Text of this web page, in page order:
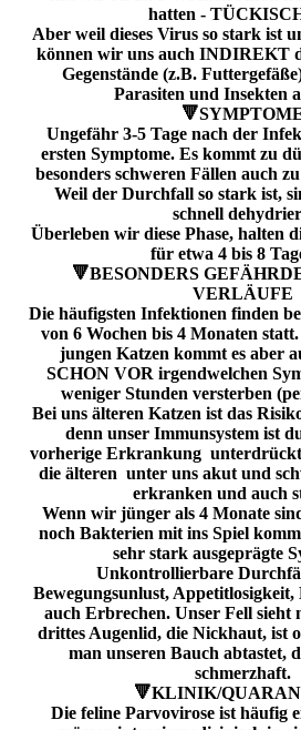
hatten -
Aber weil dieses Virus so stark ist
können wir uns auch INDIREKT
Gegenstände (z.B.
Parasiten und Insekten
Ungefähr 3-5 Tage nach der
ersten Symptome. Es kommt zu
besonders schweren Fällen auch
Weil der Durchfall so stark ist,
schnell
Überleben wir diese Phase, halten
für etwa 4 bis 8
🔻BESONDERS
VERLÄUFE
Die häufigsten Infektionen finden
von 6 Wochen bis 4 Monaten
jungen Katzen kommt es aber
SCHON VOR irgendwelchen
weniger Stunden versterben
Bei uns älteren Katzen ist das
denn unser Immunsystem ist
vorherige Erkrankung
die älteren unter uns akut und
erkranken und auch
Wenn wir jünger als 4 Monate
noch Bakterien mit ins Spiel
sehr stark ausgeprägte
Unkontrollierbare
Bewegungsunlust,
auch Erbrechen. Unser Fell sieht
drittes Augenlid, die Nickhaut, ist
man unseren Bauch abtastet,
schmerzhaft.
🔻KLINIK/
Die feline Parvovirose ist häufig